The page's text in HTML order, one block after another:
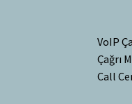
VoIP
Çağrı
Call